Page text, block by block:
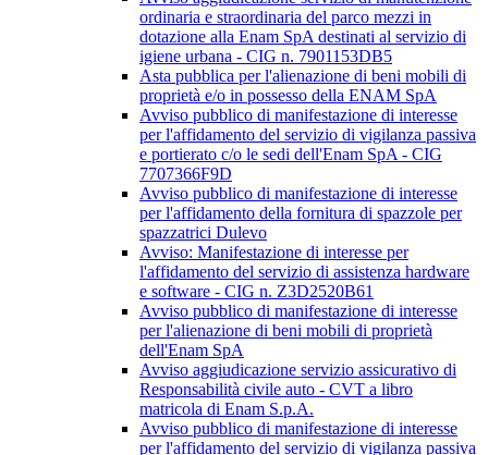
ordinaria e straordinaria del parco mezzi in
dotazione alla Enam SpA destinati al servizio di
igiene urbana - CIG n. 7901153DB5
Asta pubblica per l'alienazione di beni mobili di
proprietà e/o in possesso della ENAM SpA
Avviso pubblico di manifestazione di interesse
per l'affidamento del servizio di vigilanza passiva
e portierato c/o le sedi dell'Enam SpA - CIG
7707366F9D
Avviso pubblico di manifestazione di interesse
per l'affidamento della fornitura di spazzole per
spazzatrici Dulevo
Avviso: Manifestazione di interesse per
l'affidamento del servizio di assistenza hardware
e software - CIG n. Z3D2520B61
Avviso pubblico di manifestazione di interesse
per l'alienazione di beni mobili di proprietà
dell'Enam SpA
Avviso aggiudicazione servizio assicurativo di
Responsabilità civile auto - CVT a libro
matricola di Enam S.p.A.
Avviso pubblico di manifestazione di interesse
per l'affidamento del servizio di vigilanza passiva